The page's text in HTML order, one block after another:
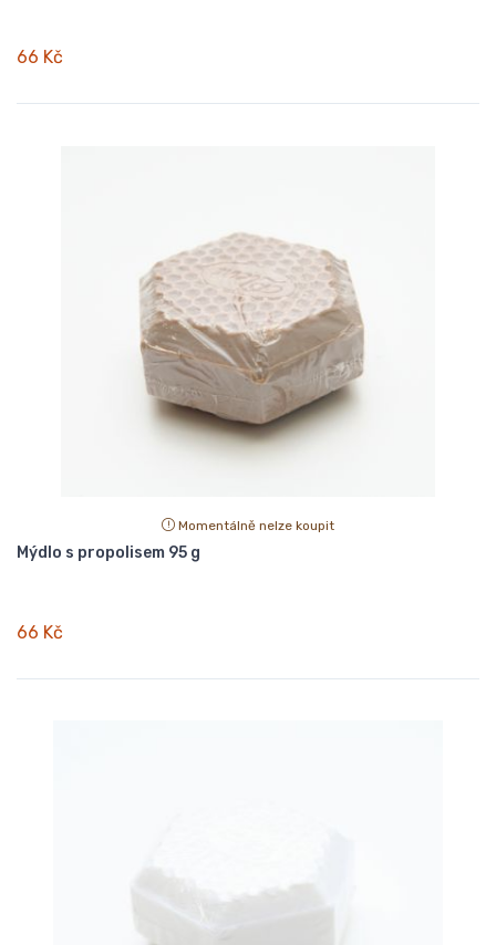
66 Kč
Momentálně nelze koupit
Mýdlo s propolisem 95 g
66 Kč